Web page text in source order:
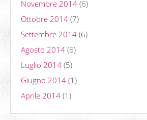
Novembre 2014 (6)
Ottobre 2014 (7)
Settembre 2014 (6)
Agosto 2014 (6)
Luglio 2014 (5)
Giugno 2014 (1)
Aprile 2014 (1)